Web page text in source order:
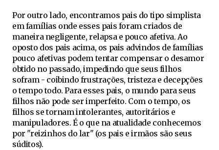
Por outro lado, encontramos pais do tipo simplista
em famílias onde esses pais foram criados de
maneira negligente, relapsa e pouco afetiva. Ao
oposto dos pais acima, os pais advindos de famílias
pouco afetivas podem tentar compensar o desamor
obtido no passado, impedindo que seus filhos
sofram - coibindo frustrações, tristeza e decepções
o tempo todo. Para esses pais, o mundo para seus
filhos não pode ser imperfeito. Com o tempo, os
filhos se tornam intolerantes, autoritários e
manipuladores. É o que na atualidade conhecemos
por "reizinhos do lar" (os pais e irmãos são seus
súditos).